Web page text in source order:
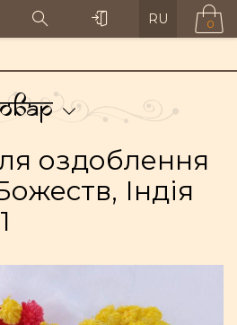
RU 0
оздоблення
Індія